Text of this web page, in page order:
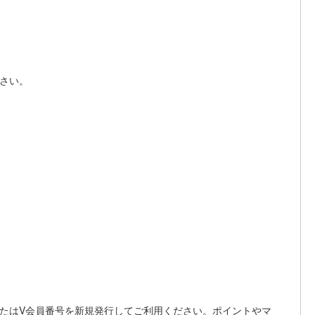
い。
はV会員番号を新規発行してご利用ください。ポイントやマ